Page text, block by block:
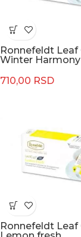
Ronnefeldt Leaf
Winter Harmony
710,00 RSD
Ronnefeldt